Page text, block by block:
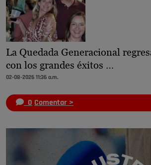
La Quedada Generacional
con los grandes éxitos …
02-08-2026 11:36 a.m.
0 Comentar >